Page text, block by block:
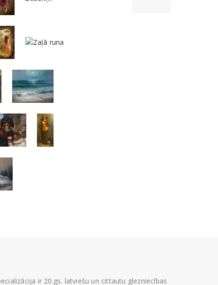
ir 20.gs. latviešu un cittautu glezniecības